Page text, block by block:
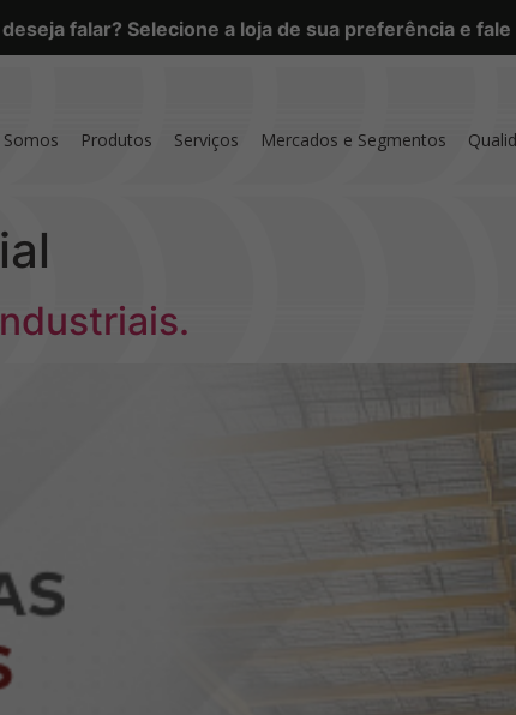
falar? Selecione a loja de sua preferência e
Produtos Serviços Mercados e Segmentos